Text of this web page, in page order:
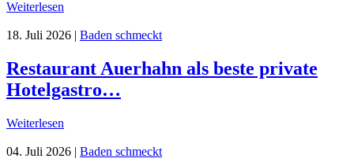
Weiterlesen
18. Juli 2026 Baden schmeckt
Restaurant Auerhahn als beste private
Hotelgastro…
Weiterlesen
04. Juli 2026 | Baden schmeckt